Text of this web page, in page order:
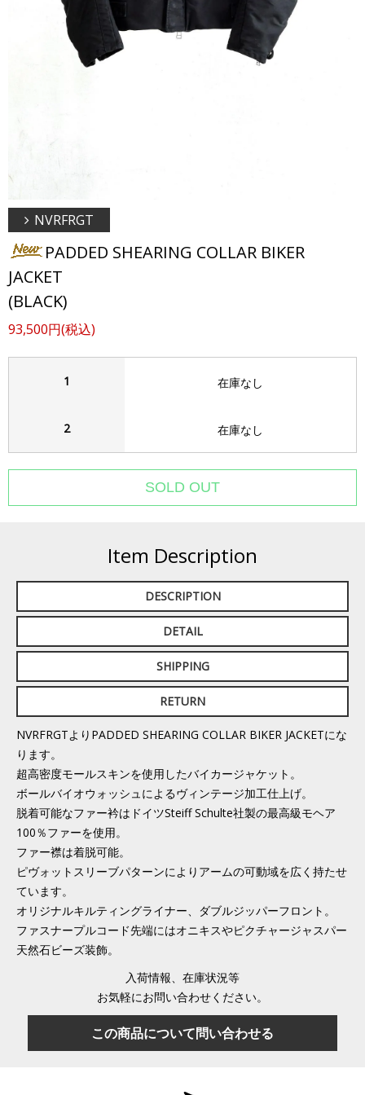
NVRFRGT
PADDED SHEARING COLLAR BIKER
JACKET
(BLACK)
93,500円(税込)
1 在庫なし
2 在庫なし
Item Description
DESCRIPTION
DETAIL
SHIPPING
RETURN
NVRFRGTよりPADDED SHEARING COLLAR BIKER JACKETにな
ります。
超高密度モールスキンを使用したバイカージャケット。
ボールバイオウォッシュによるヴィンテージ加工仕上げ。
脱着可能なファー衿はドイツSteiff Schulte社製の最高級モヘア
100％ファーを使用。
ファー襟は着脱可能。
ピヴォットスリーブパターンによりアームの可動域を広く持たせ
ています。
オリジナルキルティングライナー、ダブルジッパーフロント。
ファスナープルコード先端にはオニキスやピクチャージャスパー
天然石ビーズ装飾。
入荷情報、在庫状況等
お気軽にお問い合わせください。
この商品について問い合わせる